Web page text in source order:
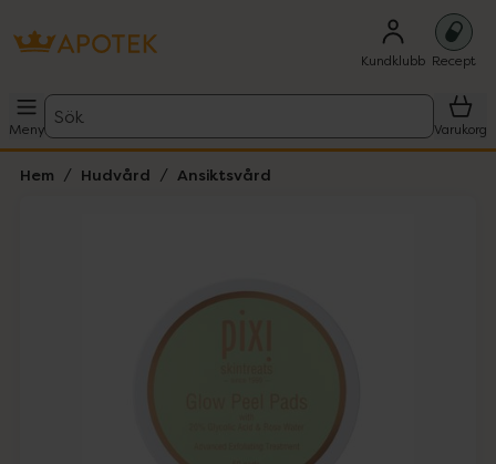
Kundklubb Recept
Meny
Sök
Varukorg
Hem Hudvård Ansiktsvård